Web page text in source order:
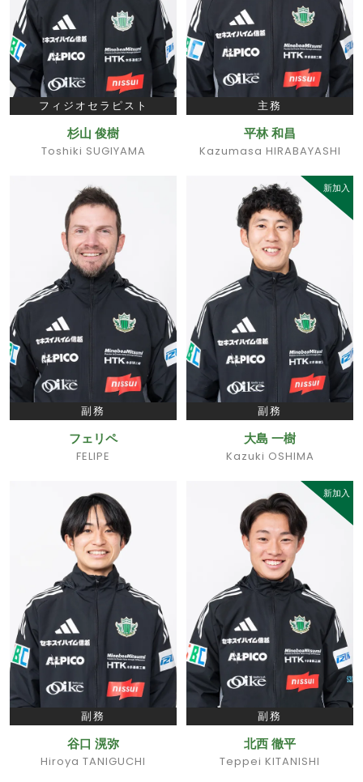
フィジオセラピスト
杉山 俊樹
Toshiki SUGIYAMA
主務
平林 和昌
Kazumasa HIRABAYASHI
副務
フェリペ
FELIPE
新加入
副務
大島 一樹
Kazuki OSHIMA
副務
谷口 滉弥
Hiroya TANIGUCHI
新加入
副務
北西 徹平
Teppei KITANISHI